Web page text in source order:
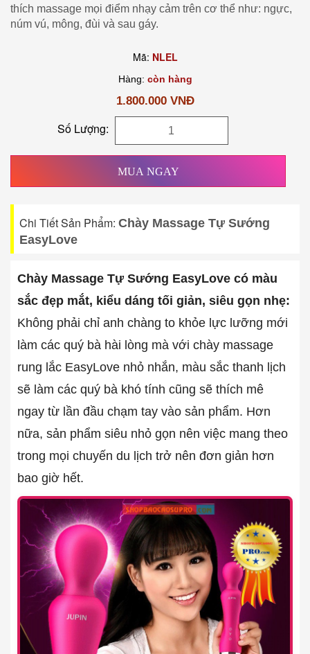
thích massage mọi điểm nhạy cảm trên cơ thể như: ngực,
núm vú, mông, đùi và sau gáy.
Mã: NLEL
Hàng: còn hàng
1.800.000 VNĐ
Số Lượng:
MUA NGAY
Chi Tiết Sản Phẩm: Chày Massage Tự Sướng
EasyLove
Chày Massage Tự Sướng EasyLove có màu
sắc đẹp mắt, kiểu dáng tối giản, siêu gọn nhẹ:
Không phải chỉ anh chàng to khỏe lực lưỡng mới
làm các quý bà hài lòng mà với chày massage
rung lắc EasyLove nhỏ nhắn, màu sắc thanh lịch
sẽ làm các quý bà khó tính cũng sẽ thích mê
ngay từ lần đầu chạm tay vào sản phẩm. Hơn
nữa, sản phẩm siêu nhỏ gọn nên việc mang theo
trong mọi chuyến du lịch trở nên đơn giản hơn
bao giờ hết.